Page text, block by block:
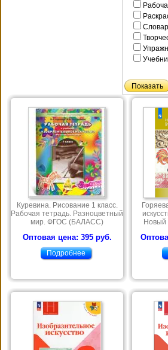
Куревина. Рисование 1 класс.
Рабочая тетрадь. Разноцветный
мир. ФГОС (БАЛАСС)
Оптовая цена: 395 руб.
Подробнее